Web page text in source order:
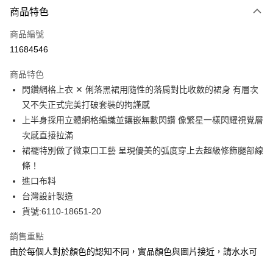
信用卡一次付款
LINE Pay
街口支付
悠遊付
全盈+PAY
ATM付款
貨到付款
運送方式
每筆NT$80，滿NT$399(含以上)免運費
商品特色
商品編號
11684546
商品特色
閃鑽網格上衣 ✕ 俐落黑裙用隨性的落肩對比收斂的裙身 有層次
又不失正式完美打破套裝的拘謹感
上半身採用立體網格編織並鑲嵌無數閃鑽 像繁星一樣閃耀視覺層
次感直接拉滿
裙襬特別做了微束口工藝 呈現優美的弧度穿上去超級修飾腿部線
條！
進口布料
台灣設計製造
貨號:6110-18651-20
銷售重點
由於每個人對於顏色的認知不同，實品顏色與圖片接近，請水水可